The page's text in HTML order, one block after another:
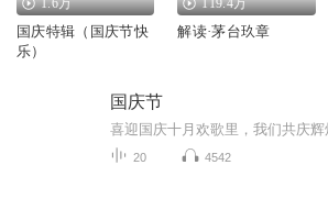
国庆特辑（国庆节快
乐）
解读·茅台玖章
国庆节
20 4542